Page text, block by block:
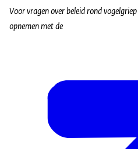
Voor vragen over beleid rond
opnemen met de